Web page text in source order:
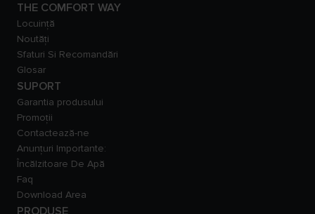
THE COMFORT WAY
Locuință
Noutăți
Sfaturi Si Recomandări
Glosar
SUPORT
Garantia produsului
Promoții
Contactează-ne
Anunțuri Importante:
Încălzitoare De Apă
Faq
Download Area